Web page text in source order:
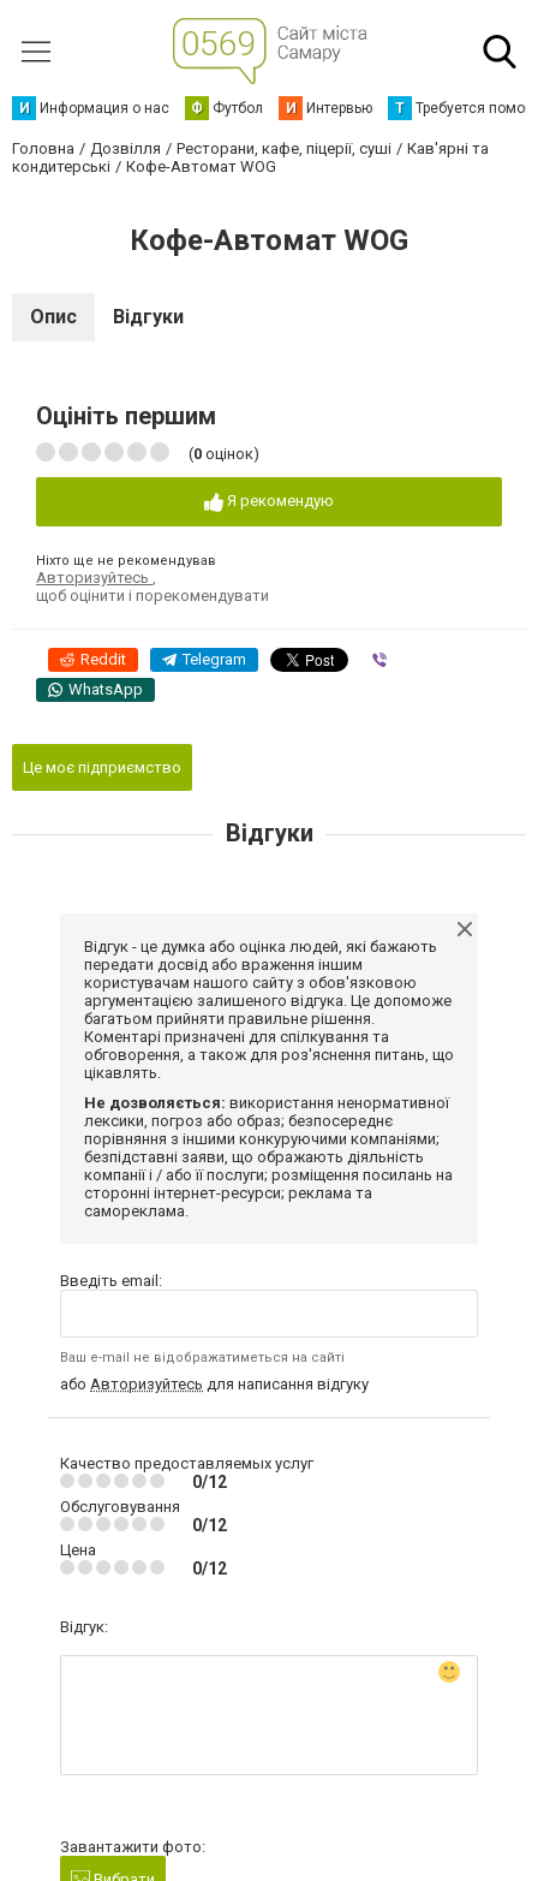
И Информация о нас Ф Футбол И Интервью Т Требуется
Головна Дозвілля Ресторани, кафе, піцерії, суші
Кав'ярні та
кондитерські
Кофе-Автомат WOG
Кофе-Автомат WOG
Опис Відгуки
Оцініть першим
(0 оцінок)
Я рекомендую
Ніхто ще не рекомендував
Авторизуйтесь
щоб оцінити і порекомендувати
Reddit Telegram
WhatsApp
Це моє підприємство
Відгуки
Відгук - це думка або оцінка людей, які бажають
передати досвід або враження іншим
користувачам нашого сайту з обов'язковою
аргументацією залишеного відгука. Це допоможе
багатьом прийняти правильне рішення.
Коментарі призначені для спілкування та
обговорення, а також для роз'яснення питань, що
цікавлять.
Не дозволяється: використання ненормативної
лексики, погроз або образ; безпосереднє
порівняння з іншими конкуруючими компаніями;
безпідставні заяви, що ображають діяльність
компанії і / або її послуги; розміщення посилань на
сторонні інтернет-ресурси; реклама та
самореклама.
Введіть email:
Ваш e-mail не відображатиметься на сайті
або Авторизуйтесь для написання відгуку
Качество предоставляемых услуг
0/12
Обслуговування
0/12
Цена
0/12
Відгук:
Завантажити фото: